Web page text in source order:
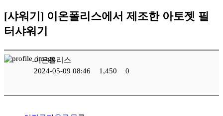
[샤워기] 이온폴리스에서 제조한 아토젯 필
터샤워기
이온폴리스
2024-05-09 08:46
1,450 0